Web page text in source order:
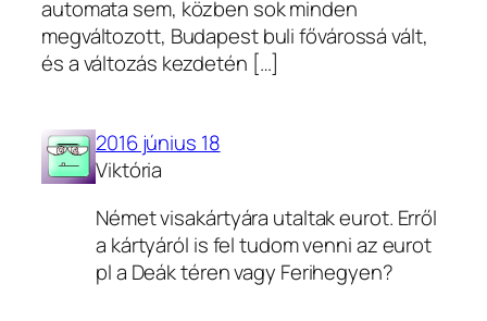
automata sem, közben sok minden
megváltozott, Budapest buli fővárossá vált,
és a változás kezdetén […]
2016 június 18
Viktória
Német visakártyára utaltak eurot. Erről
a kártyáról is fel tudom venni az eurot
pl a Deák téren vagy Ferihegyen?